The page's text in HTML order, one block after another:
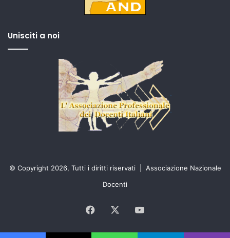
Unisciti a noi
© Copyright 2026, Tutti i diritti riservati | Associazione Nazionale
Docenti
Facebook
Tube